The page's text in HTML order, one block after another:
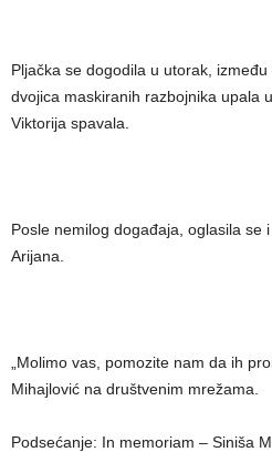
Pljačka se dogodila u utorak,
dvojica maskiranih razbojnika upala
Viktorija spavala.
Posle nemilog događaja, oglasila se
Arijana.
„Molimo vas, pomozite nam da ih
Mihajlović na društvenim mrežama.
Podsećanje: In memoriam – Siniša